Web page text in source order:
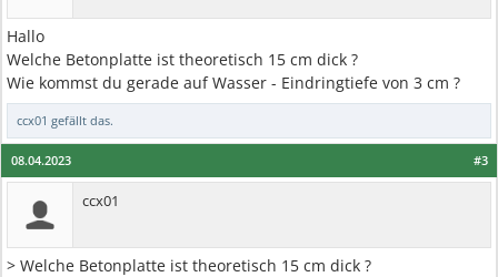
Hallo
Welche Betonplatte ist theoretisch 15 cm dick ?
Wie kommst du gerade auf Wasser - Eindringtiefe von 3 cm ?
ccx01 gefällt das.
#3
08.04.2023
ccx01
> Welche Betonplatte ist theoretisch 15 cm dick ?